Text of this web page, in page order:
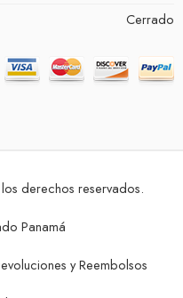
Cerrado
derechos reservados.
Panamá
y Reembolsos